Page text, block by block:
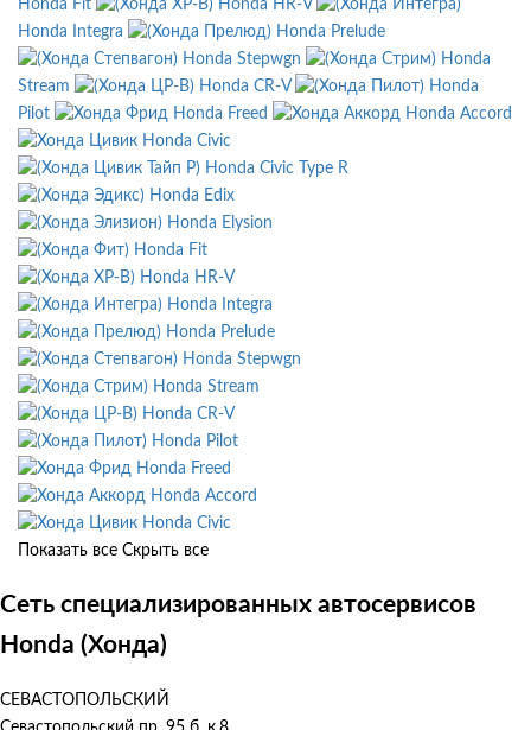
Honda Fit
Honda HR-V
Honda Integra
Honda Prelude
Honda Stepwgn
Honda
Stream
Honda CR-V
Honda
Pilot
Honda Freed
Honda Accord
Honda Civic
Honda Civic Type R
Honda Edix
Honda Elysion
Honda Fit
Honda HR-V
Honda Integra
Honda Prelude
Honda Stepwgn
Honda Stream
Honda CR-V
Honda Pilot
Honda Freed
Honda Accord
Honda Civic
Показать все Скрыть все
Сеть специализированных автосервисов
Honda (Хонда)
СЕВАСТОПОЛЬСКИЙ